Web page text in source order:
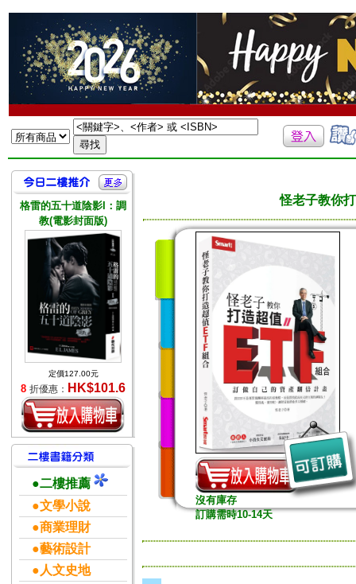
格雷的五十道陰影I：調
教(電影封面版)
定價127.00元
8 折優惠： HK$101.6
●二樓推薦
●文學小說
●商業理財
●藝術設計
●人文史地
怪老子教你
沒有庫存
訂購需時10-14天